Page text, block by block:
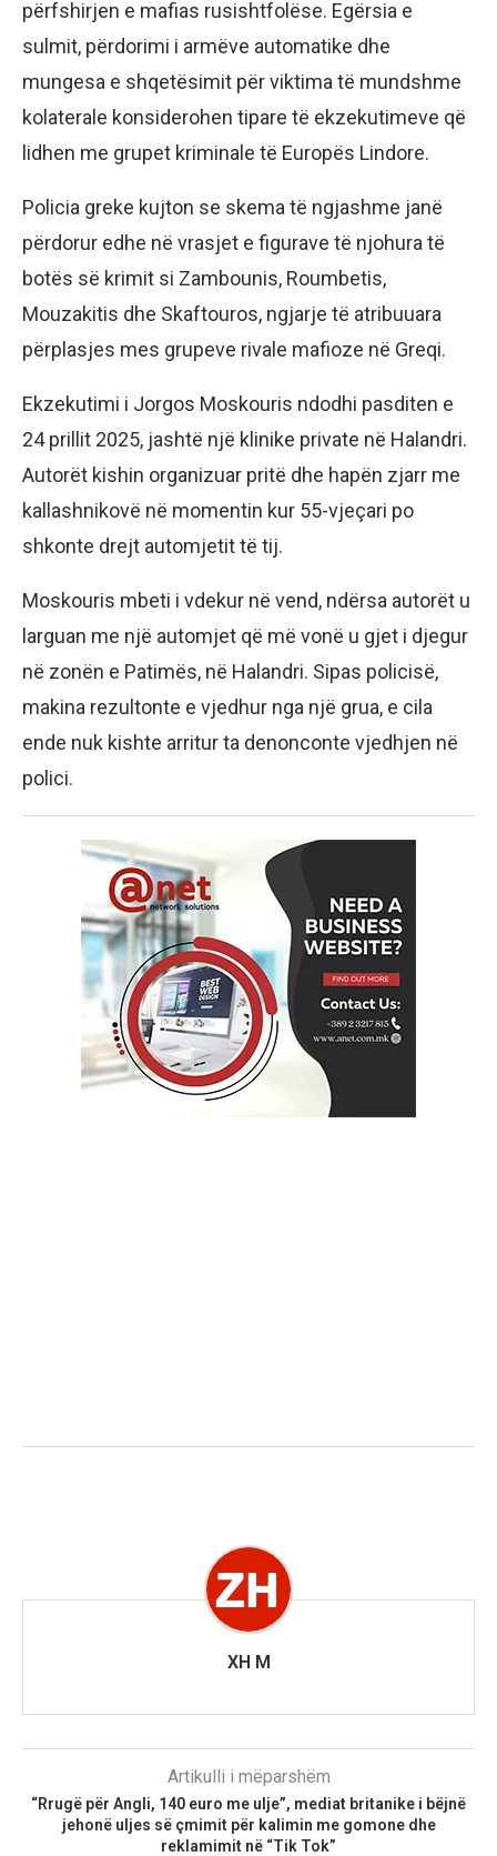
përfshirjen e mafias rusishtfolëse. Egërsia e
sulmit, përdorimi i armëve automatike dhe
mungesa e shqetësimit për viktima të mundshme
kolaterale konsiderohen tipare të ekzekutimeve që
lidhen me grupet kriminale të Europës Lindore.
Policia greke kujton se skema të ngjashme janë
përdorur edhe në vrasjet e figurave të njohura të
botës së krimit si Zambounis, Roumbetis,
Mouzakitis dhe Skaftouros, ngjarje të atribuuara
përplasjes mes grupeve rivale mafioze në Greqi.
Ekzekutimi i Jorgos Moskouris ndodhi pasditen e
24 prillit 2025, jashtë një klinike private në Halandri.
Autorët kishin organizuar pritë dhe hapën zjarr me
kallashnikovë në momentin kur 55-vjeçari po
shkonte drejt automjetit të tij.
Moskouris mbeti i vdekur në vend, ndërsa autorët u
larguan me një automjet që më vonë u gjet i djegur
në zonën e Patimës, në Halandri. Sipas policisë,
makina rezultonte e vjedhur nga një grua, e cila
ende nuk kishte arritur ta denonconte vjedhjen në
polici.
XH M
Artikulli i mëparshëm
“Rrugë për Angli, 140 euro me ulje”, mediat britanike i bëjnë
jehonë uljes së çmimit për kalimin me gomone dhe
reklamimit në “Tik Tok”